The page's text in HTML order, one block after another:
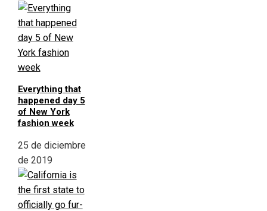
Everything that
happened day 5
of New York
fashion week
25 de diciembre
de 2019